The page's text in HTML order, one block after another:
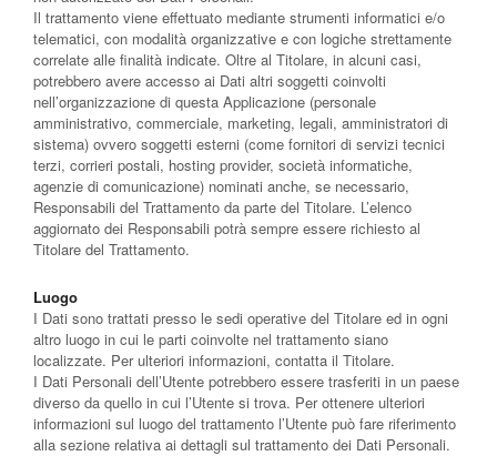
Il trattamento viene effettuato mediante strumenti informatici e/o
telematici, con modalità organizzative e con logiche strettamente
correlate alle finalità indicate. Oltre al Titolare, in alcuni casi,
potrebbero avere accesso ai Dati altri soggetti coinvolti
nell’organizzazione di questa Applicazione (personale
amministrativo, commerciale, marketing, legali, amministratori di
sistema) ovvero soggetti esterni (come fornitori di servizi tecnici
terzi, corrieri postali, hosting provider, società informatiche,
agenzie di comunicazione) nominati anche, se necessario,
Responsabili del Trattamento da parte del Titolare. L’elenco
aggiornato dei Responsabili potrà sempre essere richiesto al
Titolare del Trattamento.
Luogo
I Dati sono trattati presso le sedi operative del Titolare ed in ogni
altro luogo in cui le parti coinvolte nel trattamento siano
localizzate. Per ulteriori informazioni, contatta il Titolare.
I Dati Personali dell’Utente potrebbero essere trasferiti in un paese
diverso da quello in cui l’Utente si trova. Per ottenere ulteriori
informazioni sul luogo del trattamento l’Utente può fare riferimento
alla sezione relativa ai dettagli sul trattamento dei Dati Personali.